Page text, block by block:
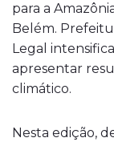
para a
Belém.
Legal
apresentar
climático.
Nesta edição,